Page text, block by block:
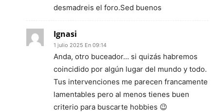
desmadreis el foro.Sed buenos
Ignasi
1 julio 2025 En 09:14
Anda, otro buceador… si quizás habremos
coincidido por algún lugar del mundo y todo.
Tus intervenciones me parecen francamente
lamentables pero al menos tienes buen
criterio para buscarte hobbies 😉